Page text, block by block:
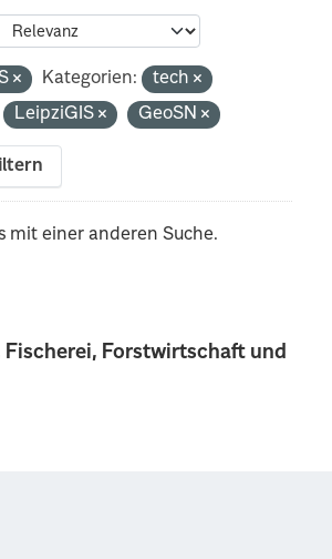
Forstwirtschaft und
Kategorien:
tech
LeipziGIS GeoSN
mit einer anderen Suche.